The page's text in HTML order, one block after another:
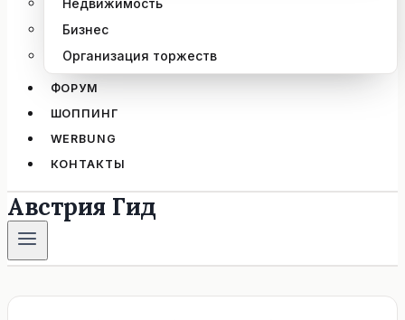
Бизнес
Организация торжеств
ФОРУМ
ШОППИНГ
WERBUNG
КОНТАКТЫ
Австрия Гид